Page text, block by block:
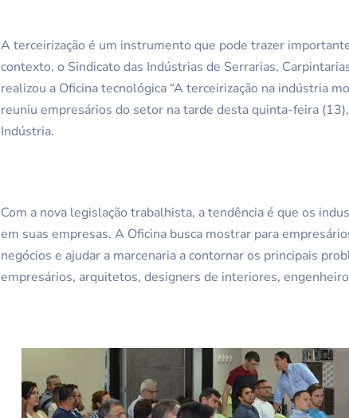
A terceirização é um instrumento que pode trazer
contexto, o Sindicato das Indústrias de Serrarias,
realizou a Oficina tecnológica “A terceirização na indústria
reuniu empresários do setor na tarde desta quinta-feira
Indústria.
Com a nova legislação trabalhista, a tendência é que os
em suas empresas. A Oficina busca mostrar para
negócios e ajudar a marcenaria a contornar os principais
empresários, arquitetos, designers de interiores,